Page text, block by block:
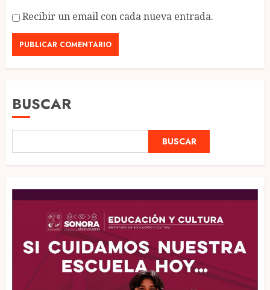
Recibir un email con cada nueva entrada.
BUSCAR
BUSCAR